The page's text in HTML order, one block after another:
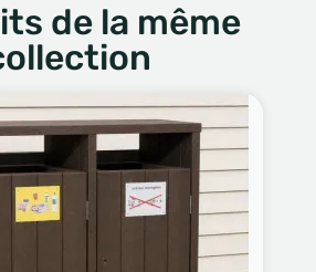
de la même